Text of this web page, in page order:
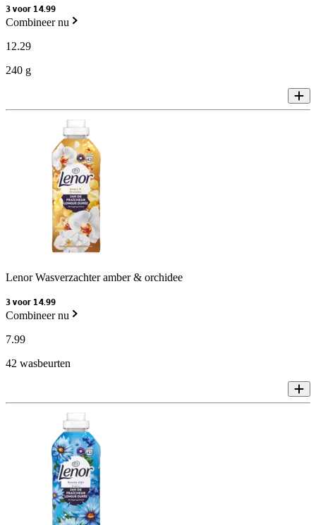
3 voor 14.99
Combineer nu
12.29
240 g
Lenor Wasverzachter amber & orchidee
3 voor 14.99
Combineer nu
7.99
42 wasbeurten